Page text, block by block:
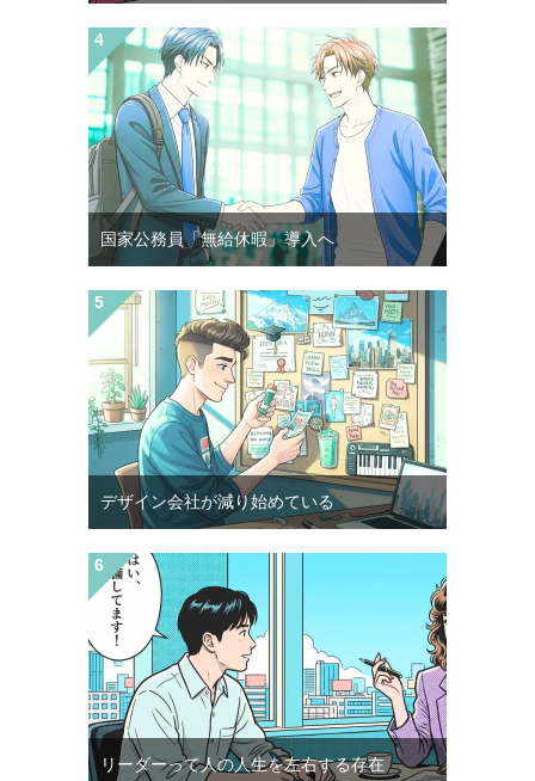
国家公務員「無給休暇」導入へ
デザイン会社が減り始めている
リーダーって人の人生を左右する存在